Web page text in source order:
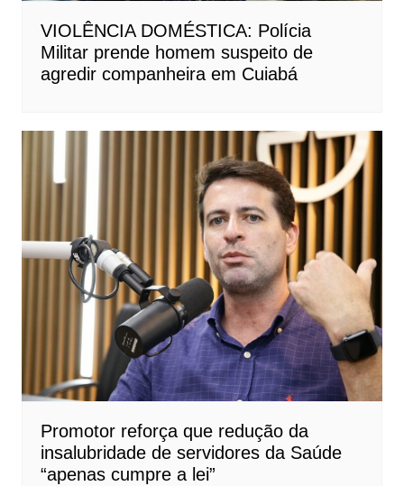
VIOLÊNCIA DOMÉSTICA: Polícia
Militar prende homem suspeito de
agredir companheira em Cuiabá
Promotor reforça que redução da
insalubridade de servidores da Saúde
“apenas cumpre a lei”